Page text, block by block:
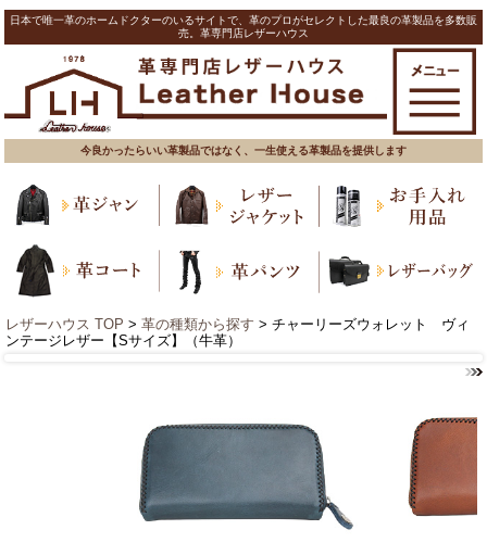
日本で唯一革のホームドクターのいるサイトで、革のプロがセレクトした最良の革製品を多数販
売。革専門店レザーハウス
今良かったらいい革製品ではなく、一生使える革製品を提供します
レザーハウス TOP > 革の種類から探す > チャーリーズウォレット ヴィ
ンテージレザー【Sサイズ】（牛革）